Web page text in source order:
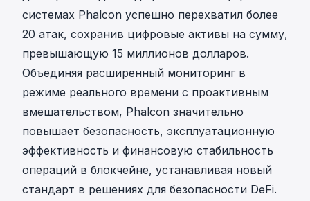
системах Phalcon успешно перехватил более
20 атак, сохранив цифровые активы на сумму,
превышающую 15 миллионов долларов.
Объединяя расширенный мониторинг в
режиме реального времени с проактивным
вмешательством, Phalcon значительно
повышает безопасность, эксплуатационную
эффективность и финансовую стабильность
операций в блокчейне, устанавливая новый
стандарт в решениях для безопасности DeFi.